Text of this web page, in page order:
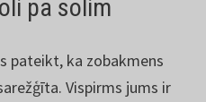
pa solim
pateikt, ka zobakmens
Vispirms jums ir